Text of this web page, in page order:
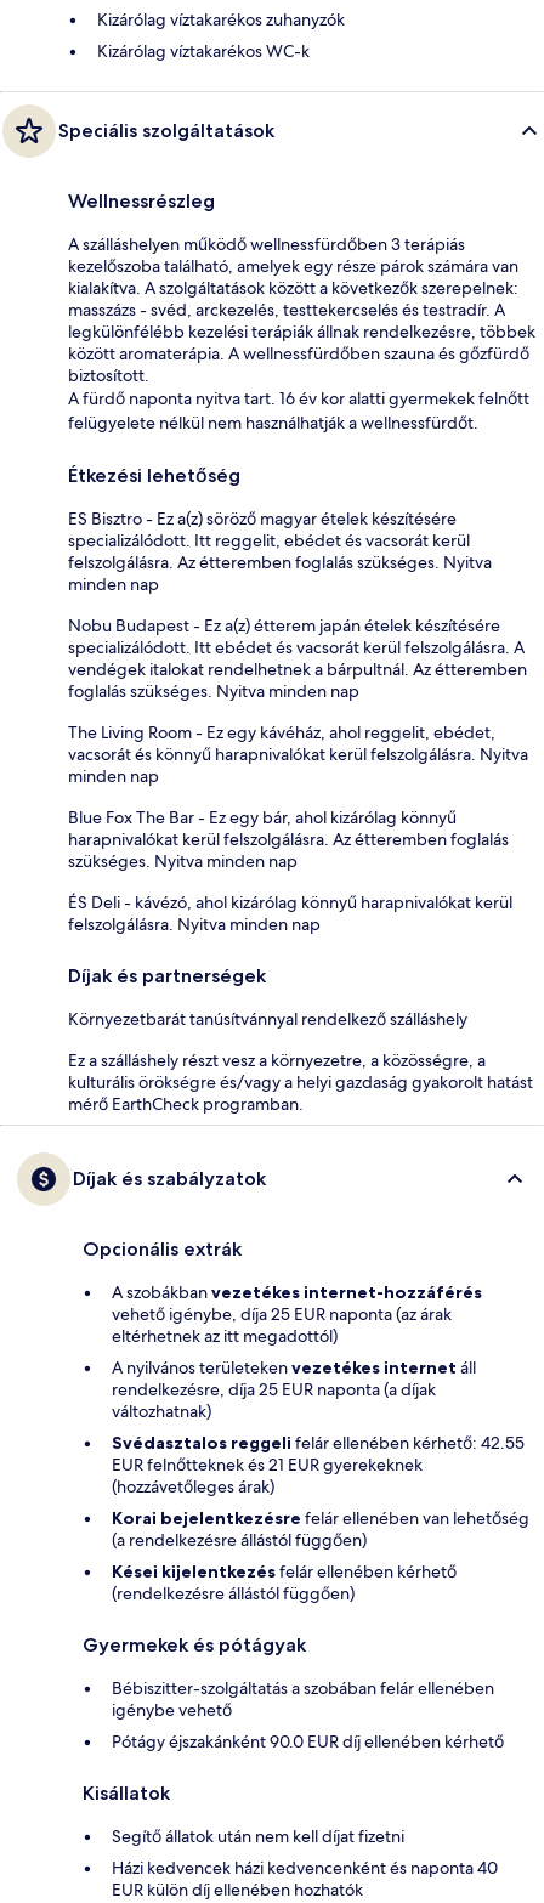
Kizárólag víztakarékos zuhanyzók
Kizárólag víztakarékos WC-k
Speciális szolgáltatások
Wellnessrészleg
A szálláshelyen működő wellnessfürdőben 3 terápiás
kezelőszoba található, amelyek egy része párok számára van
kialakítva. A szolgáltatások között a következők szerepelnek:
masszázs - svéd, arckezelés, testtekercselés és testradír. A
legkülönfélébb kezelési terápiák állnak rendelkezésre, többek
között aromaterápia. A wellnessfürdőben szauna és gőzfürdő
biztosított.
A fürdő naponta nyitva tart. 16 év kor alatti gyermekek felnőtt
felügyelete nélkül nem használhatják a wellnessfürdőt.
Étkezési lehetőség
ES Bisztro - Ez a(z) söröző magyar ételek készítésére
specializálódott. Itt reggelit, ebédet és vacsorát kerül
felszolgálásra. Az étteremben foglalás szükséges. Nyitva
minden nap
Nobu Budapest - Ez a(z) étterem japán ételek készítésére
specializálódott. Itt ebédet és vacsorát kerül felszolgálásra. A
vendégek italokat rendelhetnek a bárpultnál. Az étteremben
foglalás szükséges. Nyitva minden nap
The Living Room - Ez egy kávéház, ahol reggelit, ebédet,
vacsorát és könnyű harapnivalókat kerül felszolgálásra. Nyitva
minden nap
Blue Fox The Bar - Ez egy bár, ahol kizárólag könnyű
harapnivalókat kerül felszolgálásra. Az étteremben foglalás
szükséges. Nyitva minden nap
ÉS Deli - kávézó, ahol kizárólag könnyű harapnivalókat kerül
felszolgálásra. Nyitva minden nap
Díjak és partnerségek
Környezetbarát tanúsítvánnyal rendelkező szálláshely
Ez a szálláshely részt vesz a környezetre, a közösségre, a
kulturális örökségre és/vagy a helyi gazdaság gyakorolt hatást
mérő EarthCheck programban.
Díjak és szabályzatok
Opcionális extrák
A szobákbanvezetékes internet-hozzáférés
vehető igénybe, díja 25 EUR naponta (az árak
eltérhetnek az itt megadottól)
A nyilvános területekenvezetékes internet áll
rendelkezésre, díja 25 EUR naponta (a díjak
változhatnak)
Svédasztalos reggeli felár ellenében kérhető: 42.55
EUR felnőtteknek és 21 EUR gyerekeknek
(hozzávetőleges árak)
Korai bejelentkezésre felár ellenében van lehetőség
(a rendelkezésre állástól függően)
Kései kijelentkezésfelár ellenében kérhető
(rendelkezésre állástól függően)
Gyermekek és pótágyak
Bébiszitter-szolgáltatás a szobában felár ellenében
igénybe vehető
Pótágy éjszakánként 90.0 EUR díj ellenében kérhető
Kisállatok
Segítő állatok után nem kell díjat fizetni
Házi kedvencek házi kedvencenként és naponta 40
EUR külön díj ellenében hozhatók